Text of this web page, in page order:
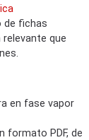
de fichas
que
en fase vapor
formato PDF, de